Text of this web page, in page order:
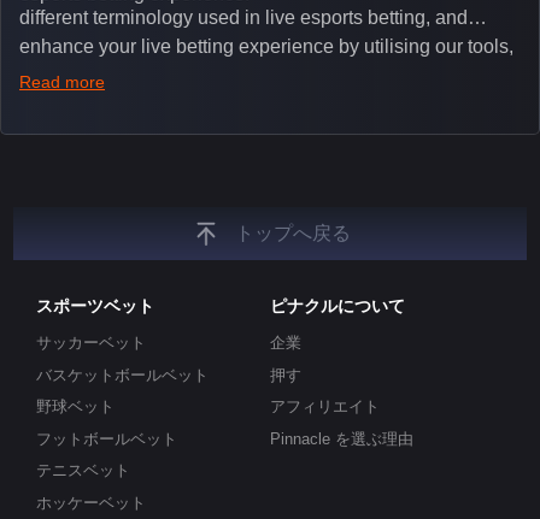
different terminology used in live esports betting, and
enhance your live betting experience by utilising our tools,
such as integrated live broadcasts, match and round
unique insights on the latest esports events.
Read more
トップへ戻る
スポーツベット
サッカーベット
バスケットボールベット
野球ベット
フットボールベット
テニスベット
ホッケーベット
ピナクルについて
企業
押す
アフィリエイト
Pinnacle を選ぶ理由